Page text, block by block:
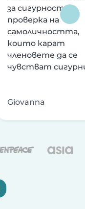
за сигурност и
проверка на
самоличността,
които карат
членовете да се
чувстват
Giovanna